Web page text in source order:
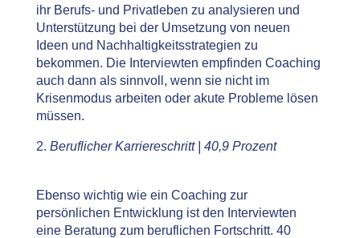
ihr Berufs- und Privatleben zu analysieren und
Unterstützung bei der Umsetzung von neuen
Ideen und Nachhaltigkeitsstrategien zu
bekommen. Die Interviewten empfinden Coaching
auch dann als sinnvoll, wenn sie nicht im
Krisenmodus arbeiten oder akute Probleme lösen
müssen.
2. Beruflicher Karriereschritt | 40,9 Prozent
Ebenso wichtig wie ein Coaching zur
persönlichen Entwicklung ist den Interviewten
eine Beratung zum beruflichen Fortschritt. 40